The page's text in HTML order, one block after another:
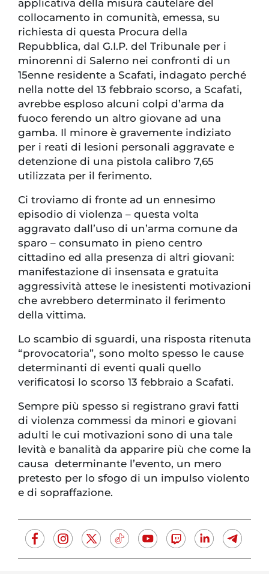
applicativa della misura cautelare del
collocamento in comunità, emessa, su
richiesta di questa Procura della
Repubblica, dal G.I.P. del Tribunale per i
minorenni di Salerno nei confronti di un
15enne residente a Scafati, indagato perché
nella notte del 13 febbraio scorso, a Scafati,
avrebbe esploso alcuni colpi d’arma da
fuoco ferendo un altro giovane ad una
gamba. Il minore è gravemente indiziato
per i reati di lesioni personali aggravate e
detenzione di una pistola calibro 7,65
utilizzata per il ferimento.
Ci troviamo di fronte ad un ennesimo
episodio di violenza – questa volta
aggravato dall’uso di un’arma comune da
sparo – consumato in pieno centro
cittadino ed alla presenza di altri giovani:
manifestazione di insensata e gratuita
aggressività attese le inesistenti motivazioni
che avrebbero determinato il ferimento
della vittima.
Lo scambio di sguardi, una risposta ritenuta
“provocatoria”, sono molto spesso le cause
determinanti di eventi quali quello
verificatosi lo scorso 13 febbraio a Scafati.
Sempre più spesso si registrano gravi fatti
di violenza commessi da minori e giovani
adulti le cui motivazioni sono di una tale
levità e banalità da apparire più che come la
causa determinante l’evento, un mero
pretesto per lo sfogo di un impulso violento
e di sopraffazione.